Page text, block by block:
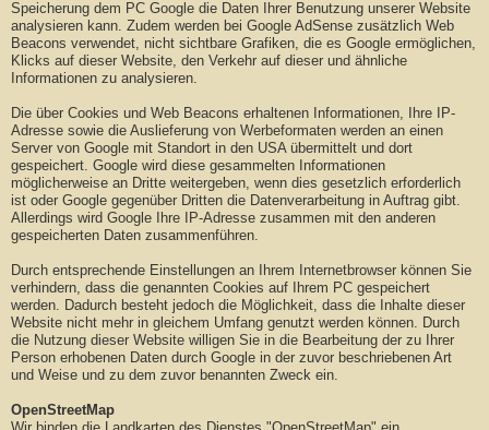
Speicherung dem PC Google die Daten Ihrer Benutzung unserer Website
analysieren kann. Zudem werden bei Google AdSense zusätzlich Web
Beacons verwendet, nicht sichtbare Grafiken, die es Google ermöglichen,
Klicks auf dieser Website, den Verkehr auf dieser und ähnliche
Informationen zu analysieren.
Die über Cookies und Web Beacons erhaltenen Informationen, Ihre IP-
Adresse sowie die Auslieferung von Werbeformaten werden an einen
Server von Google mit Standort in den USA übermittelt und dort
gespeichert. Google wird diese gesammelten Informationen
möglicherweise an Dritte weitergeben, wenn dies gesetzlich erforderlich
ist oder Google gegenüber Dritten die Datenverarbeitung in Auftrag gibt.
Allerdings wird Google Ihre IP-Adresse zusammen mit den anderen
gespeicherten Daten zusammenführen.
Durch entsprechende Einstellungen an Ihrem Internetbrowser können Sie
verhindern, dass die genannten Cookies auf Ihrem PC gespeichert
werden. Dadurch besteht jedoch die Möglichkeit, dass die Inhalte dieser
Website nicht mehr in gleichem Umfang genutzt werden können. Durch
die Nutzung dieser Website willigen Sie in die Bearbeitung der zu Ihrer
Person erhobenen Daten durch Google in der zuvor beschriebenen Art
und Weise und zu dem zuvor benannten Zweck ein.
OpenStreetMap